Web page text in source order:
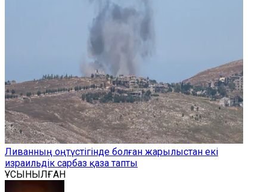
Ливанның оңтүстігінде болған жарылыстан екі
израильдік сарбаз қаза тапты
ҰСЫНЫЛҒАН